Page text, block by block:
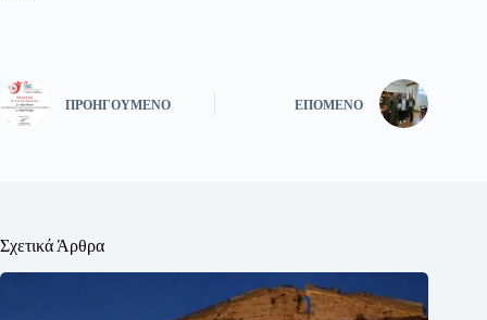
ΠΡΟΗΓΟΎΜΕΝΟ ΕΠΌΜΕΝΟ
Σχετικά Άρθρα